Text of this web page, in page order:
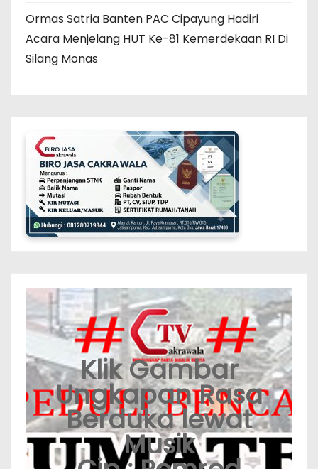
Ormas Satria Banten PAC Cipayung Hadiri
Acara Menjelang HUT Ke-81 Kemerdekaan RI Di
Silang Monas
Klik Gambar
Ungkapan Rasa
Berduka lewat
Musik